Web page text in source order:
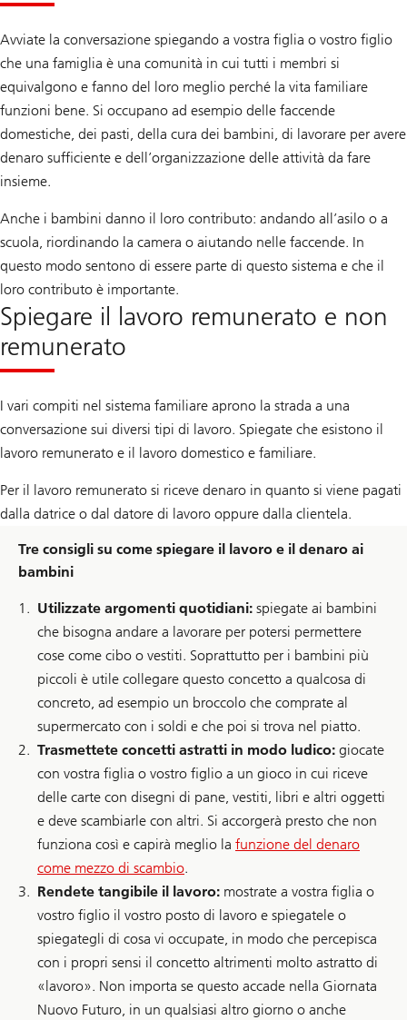
Avviate la conversazione spiegando a vostra figlia o vostro figlio
che una famiglia è una comunità in cui tutti i membri si
equivalgono e fanno del loro meglio perché la vita familiare
funzioni bene. Si occupano ad esempio delle faccende
domestiche, dei pasti, della cura dei bambini, di lavorare per avere
denaro sufficiente e dell’organizzazione delle attività da fare
insieme.
Anche i bambini danno il loro contributo: andando all’asilo o a
scuola, riordinando la camera o aiutando nelle faccende. In
questo modo sentono di essere parte di questo sistema e che il
loro contributo è importante.
Spiegare il lavoro remunerato e non
remunerato
I vari compiti nel sistema familiare aprono la strada a una
conversazione sui diversi tipi di lavoro. Spiegate che esistono il
lavoro remunerato e il lavoro domestico e familiare.
Per il lavoro remunerato si riceve denaro in quanto si viene pagati
dalla datrice o dal datore di lavoro oppure dalla clientela.
Tre consigli su come spiegare il lavoro e il denaro ai
bambini
Utilizzate argomenti quotidiani: spiegate ai bambini
che bisogna andare a lavorare per potersi permettere
cose come cibo o vestiti. Soprattutto per i bambini più
piccoli è utile collegare questo concetto a qualcosa di
concreto, ad esempio un broccolo che comprate al
supermercato con i soldi e che poi si trova nel piatto.
Trasmettete concetti astratti in modo ludico: giocate
con vostra figlia o vostro figlio a un gioco in cui riceve
delle carte con disegni di pane, vestiti, libri e altri oggetti
e deve scambiarle con altri. Si accorgerà presto che non
funziona così e capirà meglio la funzione del denaro
come mezzo di scambio.
Rendete tangibile il lavoro: mostrate a vostra figlia o
vostro figlio il vostro posto di lavoro e spiegatele o
spiegategli di cosa vi occupate, in modo che percepisca
con i propri sensi il concetto altrimenti molto astratto di
«lavoro». Non importa se questo accade nella Giornata
Nuovo Futuro, in un qualsiasi altro giorno o anche